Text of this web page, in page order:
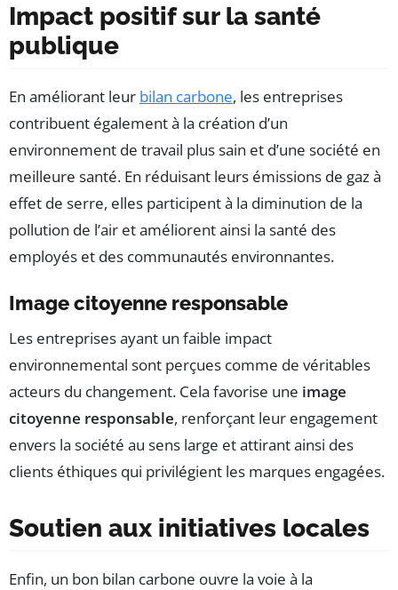
Impact positif sur la santé
publique
En améliorant leur bilan carbone, les entreprises
contribuent également à la création d’un
environnement de travail plus sain et d’une société en
meilleure santé. En réduisant leurs émissions de gaz à
effet de serre, elles participent à la diminution de la
pollution de l’air et améliorent ainsi la santé des
employés et des communautés environnantes.
Image citoyenne responsable
Les entreprises ayant un faible impact
environnemental sont perçues comme de véritables
acteurs du changement. Cela favorise une image
citoyenne responsable, renforçant leur engagement
envers la société au sens large et attirant ainsi des
clients éthiques qui privilégient les marques engagées.
Soutien aux initiatives locales
Enfin, un bon bilan carbone ouvre la voie à la